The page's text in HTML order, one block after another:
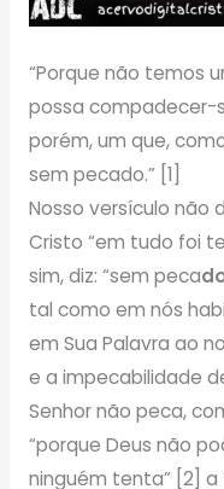
“Porque não temos
possa compadecer-
porém, um que,
sem pecado.” [1]
Nosso versículo não
Cristo “em tudo foi
sim, diz: “sem peca
tal como em nós
em Sua Palavra ao
e a impecabilidade
Senhor não peca,
“porque Deus não
ninguém tenta” [2]